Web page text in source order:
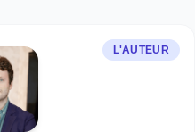
L'AUTEUR